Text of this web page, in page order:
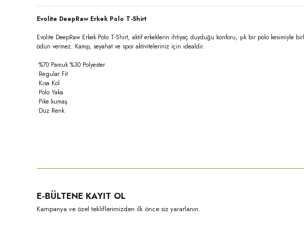
Evolite DeepRaw Erkek Polo T-Shirt
Evolite DeepRaw Erkek Polo T-Shirt, aktif erkeklerin ihtiyaç duyduğu konforu, şık bir polo kesimiyle
ödün vermez. Kamp, seyahat ve spor aktiviteleriniz için idealdir.
•%70 Pamuk %30 Polyester
•Regular Fit
•Kısa Kol
•Polo Yaka
•Pike kumaş
•Düz Renk
Ürün açıklamasında eksik bilgiler bulunuyor.
Ürün bilgilerinde hatalar bulunuyor.
E-BÜLTENE KAYIT OL
Kampanya ve özel tekliflerimizden ilk önce siz yararlanın.